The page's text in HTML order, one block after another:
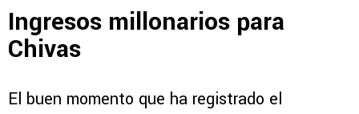
Ingresos millonarios para
Chivas
El buen momento que ha registrado el